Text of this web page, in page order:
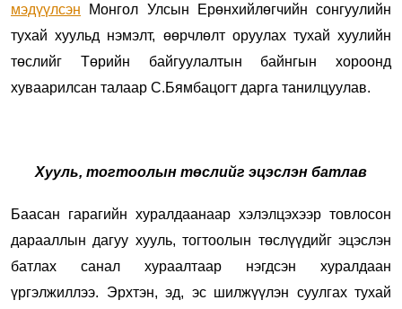
мэдүүлсэн Монгол Улсын Ерөнхийлөгчийн сонгуулийн
тухай хуульд нэмэлт, өөрчлөлт оруулах тухай хуулийн
төслийг Төрийн байгуулалтын байнгын хороонд
хуваарилсан талаар С.Бямбацогт дарга танилцуулав.
Хууль, тогтоолын төслийг эцэслэн батлав
Баасан гарагийн хуралдаанаар хэлэлцэхээр товлосон
дарааллын дагуу хууль, тогтоолын төслүүдийг эцэслэн
батлах санал хураалтаар нэгдсэн хуралдаан
үргэлжиллээ. Эрхтэн, эд, эс шилжүүлэн суулгах тухай